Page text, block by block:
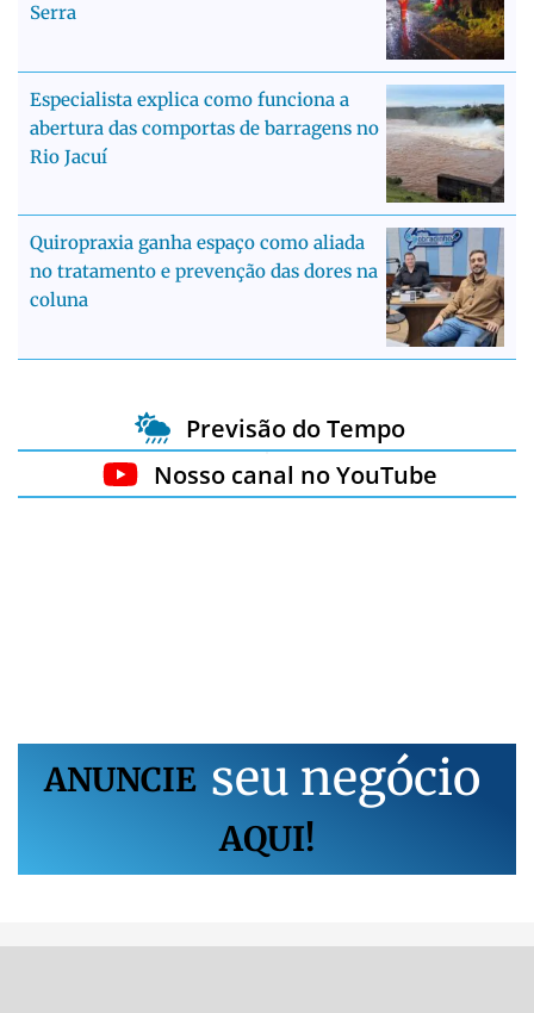
Serra
Especialista explica como funciona a
abertura das comportas de barragens no
Rio Jacuí
Quiropraxia ganha espaço como aliada
no tratamento e prevenção das dores na
coluna
Previsão do Tempo
Nosso canal no YouTube
ANUNCIE seu negócio
AQUI!